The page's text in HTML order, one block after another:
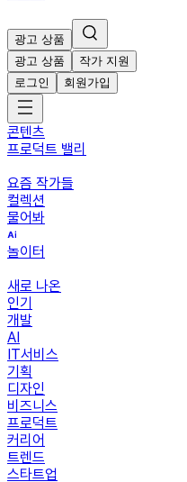
광고 상품
광고 상품
작가 지원
로그인
회원가입
콘텐츠
프로덕트 밸리
요즘 작가들
컬렉션
물어봐
놀이터
새로 나온
인기
개발
AI
IT서비스
기획
디자인
비즈니스
프로덕트
커리어
트렌드
스타트업